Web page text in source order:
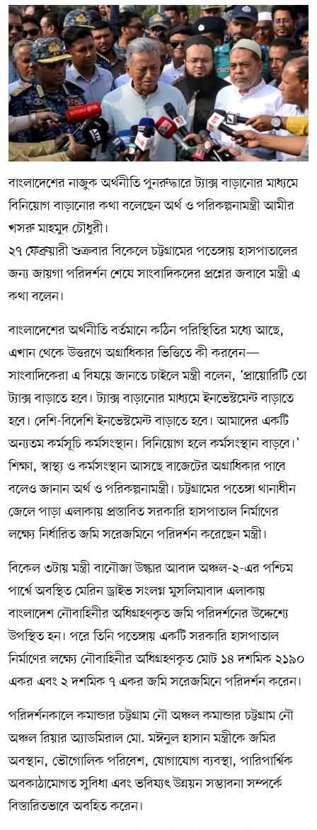
বাংলাদেশের নাজুক অর্থনীতি পুনরুদ্ধারে ট্যাক্স বাড়ানোর মাধ্যমে
বিনিয়োগ বাড়ানোর কথা বলেছেন অর্থ ও পরিকল্পনামন্ত্রী আমীর
খসরু মাহমুদ চৌধুরী।
২৭ ফেব্রুয়ারী শুক্রবার বিকেলে চট্টগ্রামের পতেঙ্গায় হাসপাতালের
জন্য জায়গা পরিদর্শন শেষে সাংবাদিকদের প্রশ্নের জবাবে মন্ত্রী এ
কথা বলেন।
বাংলাদেশের অর্থনীতি বর্তমানে কঠিন পরিস্থিতির মধ্যে আছে,
এখান থেকে উত্তরণে অগ্রাধিকার ভিত্তিতে কী করবেন—
সাংবাদিকেরা এ বিষয়ে জানতে চাইলে মন্ত্রী বলেন, ‘প্রায়োরিটি তো
ট্যাক্স বাড়াতে হবে। ট্যাক্স বাড়ানোর মাধ্যমে ইনভেস্টমেন্ট বাড়াতে
হবে। দেশি-বিদেশি ইনভেস্টমেন্ট বাড়াতে হবে। আমাদের একটি
অন্যতম কর্মসূচি কর্মসংস্থান। বিনিয়োগ হলে কর্মসংস্থান বাড়বে।’
শিক্ষা, স্বাস্থ্য ও কর্মসংস্থান আসছে বাজেটের অগ্রাধিকার পাবে
বলেও জানান অর্থ ও পরিকল্পনামন্ত্রী। চট্টগ্রামের পতেঙ্গা থানাধীন
জেলে পাড়া এলাকায় প্রস্তাবিত সরকারি হাসপাতাল নির্মাণের
লক্ষ্যে নির্ধারিত জমি সরেজমিনে পরিদর্শন করেছেন মন্ত্রী।
বিকেল ৩টায় মন্ত্রী বানৌজা উল্কার আবাদ অঞ্চল-২-এর পশ্চিম
পার্শ্বে অবস্থিত মেরিন ড্রাইভ সংলগ্ন মুসলিমাবাদ এলাকায়
বাংলাদেশ নৌবাহিনীর অধিগ্রহণকৃত জমি পরিদর্শনের উদ্দেশ্যে
উপস্থিত হন। পরে তিনি পতেঙ্গায় একটি সরকারি হাসপাতাল
নির্মাণের লক্ষ্যে নৌবাহিনীর অধিগ্রহণকৃত মোট ১৪ দশমিক ২১৯০
একর এবং ২ দশমিক ৭ একর জমি সরেজমিনে পরিদর্শন করেন।
পরিদর্শনকালে কমান্ডার চট্টগ্রাম নৌ অঞ্চল কমান্ডার চট্টগ্রাম নৌ
অঞ্চল রিয়ার অ্যাডমিরাল মো. মঈনুল হাসান মন্ত্রীকে জমির
অবস্থান, ভৌগোলিক পরিবেশ, যোগাযোগ ব্যবস্থা, পারিপার্শ্বিক
অবকাঠামোগত সুবিধা এবং ভবিষ্যৎ উন্নয়ন সম্ভাবনা সম্পর্কে
বিস্তারিতভাবে অবহিত করেন।